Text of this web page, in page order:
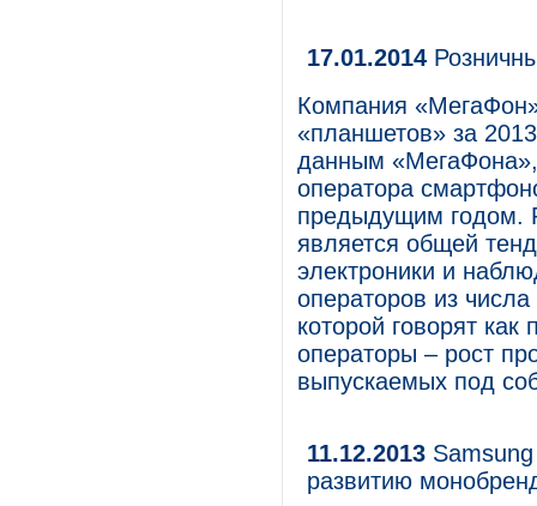
17.01.2014
Компания
«планшетов» за
данным «МегаФона»,
оператора
предыдущим годом.
является общей
электроники и
операторов из
которой говорят
операторы – рост
выпускаемых под
11.12.2013
развитию